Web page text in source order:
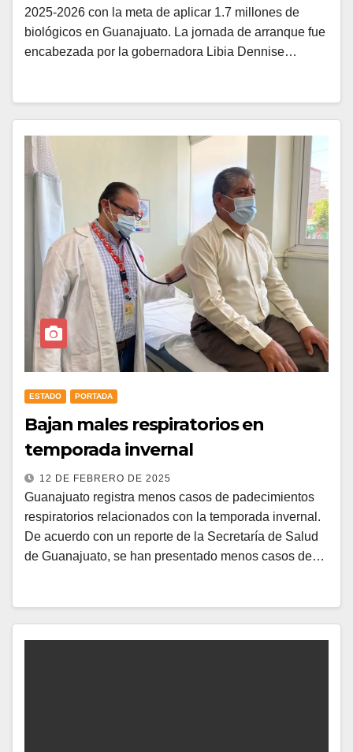
2025-2026 con la meta de aplicar 1.7 millones de
biológicos en Guanajuato. La jornada de arranque fue
encabezada por la gobernadora Libia Dennise…
ESTADO PORTADA
Bajan males respiratorios en
temporada invernal
12 DE FEBRERO DE 2025
Guanajuato registra menos casos de padecimientos
respiratorios relacionados con la temporada invernal.
De acuerdo con un reporte de la Secretaría de Salud
de Guanajuato, se han presentado menos casos de…